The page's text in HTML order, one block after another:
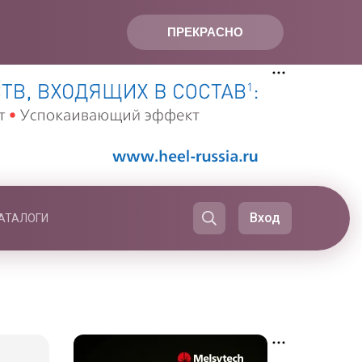
ПРЕКРАСНО
Вход